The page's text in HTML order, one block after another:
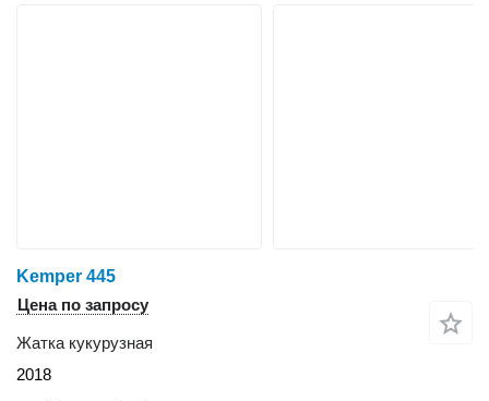
Kemper 445
Цена по запросу
Жатка кукурузная
2018